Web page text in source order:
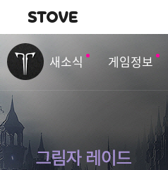
내비게이션
새소식 게임정보
벤
트
&
업
데
이
트